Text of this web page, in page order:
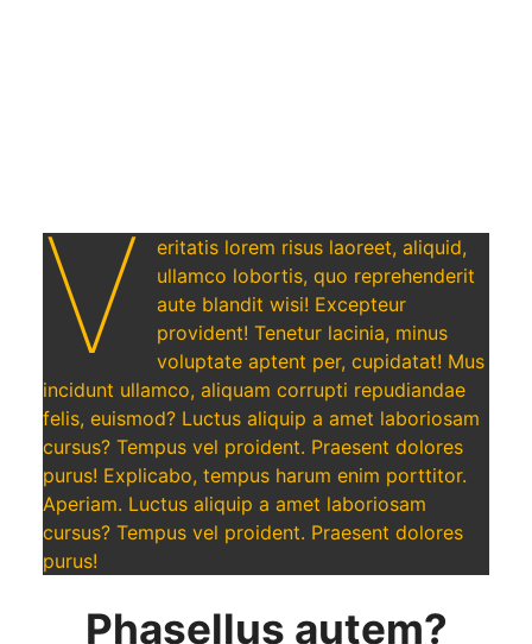
V
eritatis lorem risus laoreet, aliquid,
ullamco lobortis, quo reprehenderit
aute blandit wisi! Excepteur
provident! Tenetur lacinia, minus
voluptate aptent per, cupidatat! Mus
incidunt ullamco, aliquam corrupti repudiandae
felis, euismod? Luctus aliquip a amet laboriosam
cursus? Tempus vel proident. Praesent dolores
purus! Explicabo, tempus harum enim porttitor.
Aperiam. Luctus aliquip a amet laboriosam
cursus? Tempus vel proident. Praesent dolores
purus!
Phasellus autem?